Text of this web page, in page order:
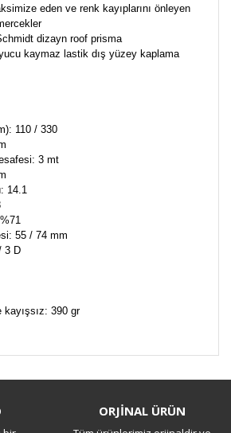
eden ve renk kayıplarını önleyen
dizayn roof prisma
kaymaz lastik dış yüzey kaplama
110 / 330
3 mt
14.1
55 / 74 mm
3 D
kayışsız: 390 gr
ORJİNAL ÜRÜN